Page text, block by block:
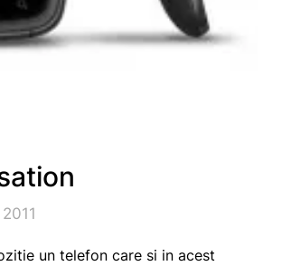
un telefon care si in acest